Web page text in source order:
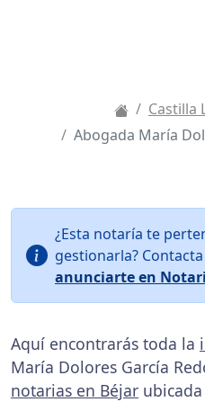
Castilla
Abogada María
¿Esta notaría te
gestionarla?
anunciarte en
Aquí encontrarás toda la
María Dolores García
notarias en Béjar